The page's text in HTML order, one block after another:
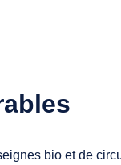
bio et de